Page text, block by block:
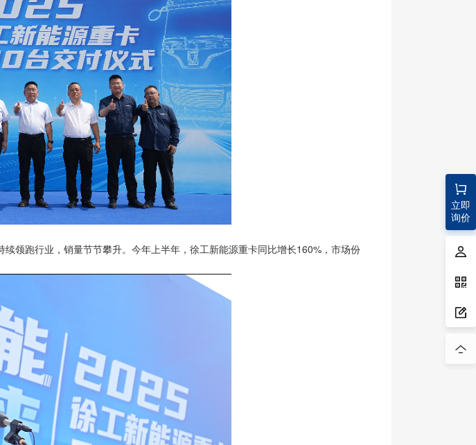
领跑行业，销量节节攀升。今年上半年，徐工新能源重卡同比增长160%，市场份
立即
询价